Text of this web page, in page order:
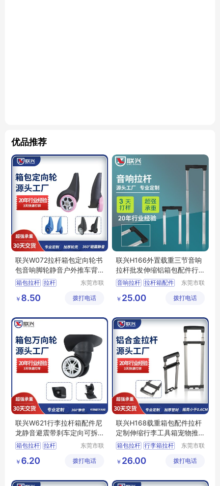
优品推荐
联兴W072拉杆箱包定向轮书
包音响脚轮静音户外推车背
包万向轮子
箱包拉杆 拉杆
拉杆箱滑轮
东莞市联
件有限公
￥ 8.50 拨打电话
联兴H166外置载重三节音响
拉杆批发伸缩铝箱包配件行
李工具箱拉杆
音响拉杆 拉杆箱配件
行李箱轮子
东莞市联
件有限公
￥ 25.00 拨打电话
联兴W621行李拉杆箱配件尼
龙静音避震带刹车定向可拆
卸万向脚轮
箱包拉杆 拉杆
拉杆箱配件
东莞市联
件有限公
￥ 6.20 拨打电话
联兴H168载重箱包配件拉杆
定制伸缩行李工具箱宠物推
车铝拉杆批发
箱包拉杆 行李箱拉杆
箱包配件拉杆
东莞市联
件有限公
￥ 26.00 拨打电话